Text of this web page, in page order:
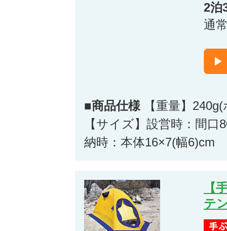
2泊
通
■商品仕様 【重量】
【サイズ】設営時：間
納時：本体16×7(幅6)cm
【
テ